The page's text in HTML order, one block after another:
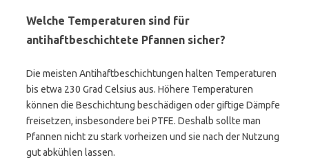
Welche Temperaturen sind für
antihaftbeschichtete Pfannen sicher?
Die meisten Antihaftbeschichtungen halten Temperaturen
bis etwa 230 Grad Celsius aus. Höhere Temperaturen
können die Beschichtung beschädigen oder giftige Dämpfe
freisetzen, insbesondere bei PTFE. Deshalb sollte man
Pfannen nicht zu stark vorheizen und sie nach der Nutzung
gut abkühlen lassen.